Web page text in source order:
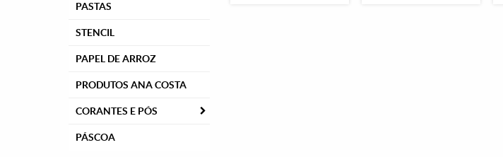
PASTAS
STENCIL
PAPEL DE ARROZ
PRODUTOS ANA COSTA
CORANTES E PÓS
PÁSCOA